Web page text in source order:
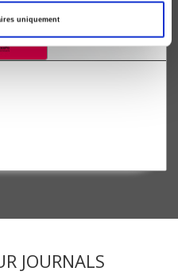
uniquement
JOURNALS